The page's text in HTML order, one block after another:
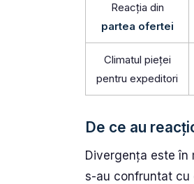
Reacția din
partea ofertei
Climatul pieței
pentru expeditori
De ce au
Divergența este în
s-au confruntat cu